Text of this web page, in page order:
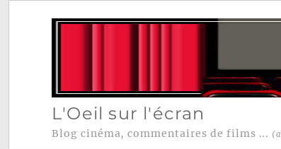
L'Oeil sur l'écran
Blog cinéma, commentaires de films ...